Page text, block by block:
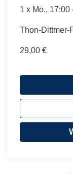
1 x Mo., 17:00
Thon-Dittmer-
29,00 €